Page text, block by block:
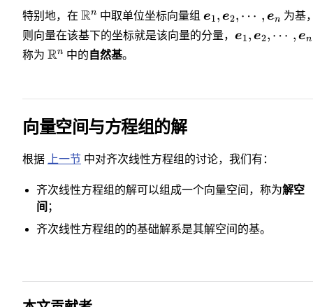
特别地，在 Rn 中取单位坐标向量组 e1, e2, ⋯ , en 为基
则向量在该基下的坐标就是该向量的分量， e1, e2, ⋯ , en
称为 Rn 中的 自然基。
向量空间与方程组的解
根据 上一节 中对齐次线性方程组的讨论，我们有：
齐次线性方程组的解可以组成一个向量空间，称为解空
间 ；
齐次线性方程组的的基础解系是其解空间的基。